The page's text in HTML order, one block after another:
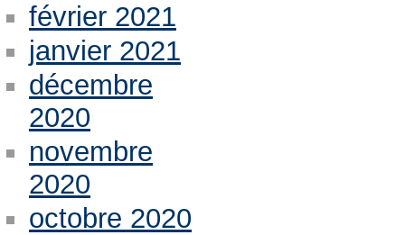
février 2021
janvier 2021
décembre
2020
novembre
2020
octobre 2020